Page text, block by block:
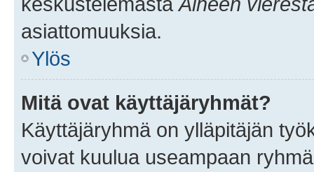
asiattomuuksia.
Ylös
Mitä ovat käyttäjäryhmät?
Käyttäjäryhmä on ylläpitäjän
voivat kuulua useampaan